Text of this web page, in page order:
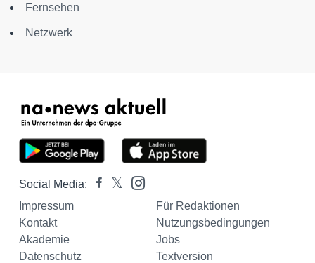
Fernsehen
Netzwerk
Social Media:
Impressum
Für Redaktionen
Kontakt
Nutzungsbedingungen
Akademie
Jobs
Datenschutz
Textversion